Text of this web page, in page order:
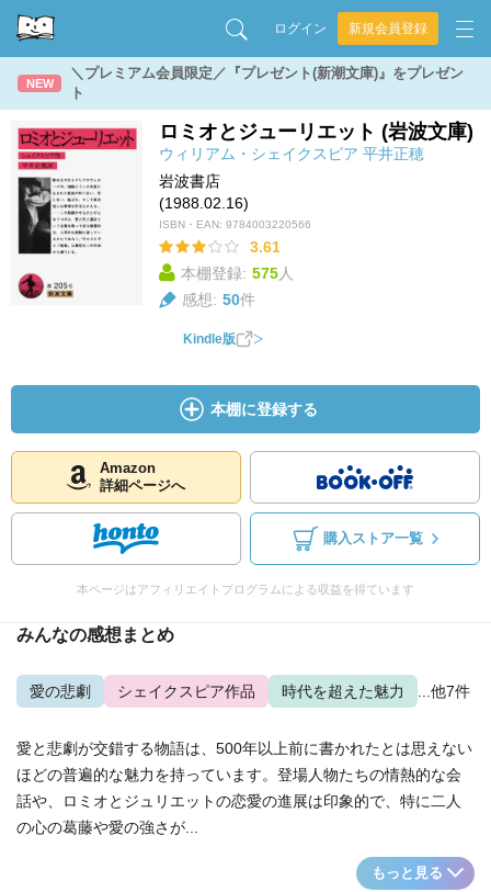
ログイン 新規会員登録
NEW
＼プレミアム会員限定／『プレゼント(新潮文庫)』をプレゼン
ト
ロミオとジューリエット (岩波文庫)
ウィリアム・シェイクスピア 平井正穂
岩波書店
(1988.02.16)
ISBN・EAN: 9784003220566
3.61
本棚登録: 575人
感想: 50件
Kindle版
本棚に登録する
Amazon
詳細ページへ
購入ストア一覧
本ページはアフィリエイトプログラムによる収益を得ています
みんなの感想まとめ
愛の悲劇 シェイクスピア作品 時代を超えた魅力 ...他7件
愛と悲劇が交錯する物語は、500年以上前に書かれたとは思えない
ほどの普遍的な魅力を持っています。登場人物たちの情熱的な会
話や、ロミオとジュリエットの恋愛の進展は印象的で、特に二人
の心の葛藤や愛の強さが...
もっと見る